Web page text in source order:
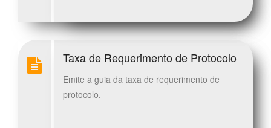
Taxa de Requerimento de Protocolo
Emite a guia da taxa de requerimento de
protocolo.